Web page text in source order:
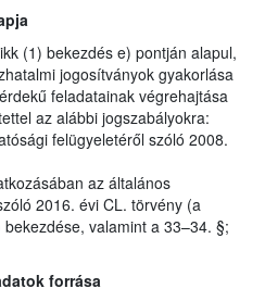
(1) bekezdés e) pontján alapul,
jogosítványok gyakorlása
feladatainak végrehajtása
az alábbi jogszabályokra:
felügyeletéről szóló 2008.
az általános
2016. évi CL. törvény (a
valamint a 33–34. §;
forrása